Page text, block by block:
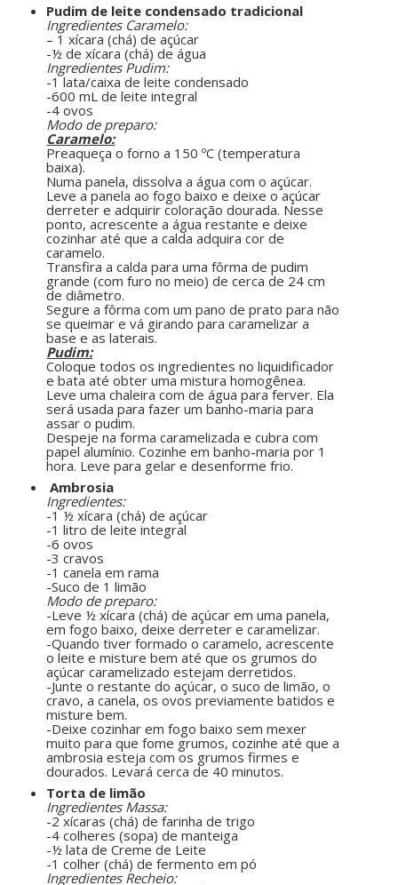
Pudim de leite condensado tradicional
Ingredientes Caramelo:
– 1 xícara (chá) de açúcar
-½ de xícara (chá) de água
Ingredientes Pudim:
-1 lata/caixa de leite condensado
-600 mL de leite integral
-4 ovos
Modo de preparo:
Caramelo:
Preaqueça o forno a 150 ºC (temperatura
baixa).
Numa panela, dissolva a água com o açúcar.
Leve a panela ao fogo baixo e deixe o açúcar
derreter e adquirir coloração dourada. Nesse
ponto, acrescente a água restante e deixe
cozinhar até que a calda adquira cor de
caramelo.
Transfira a calda para uma fôrma de pudim
grande (com furo no meio) de cerca de 24 cm
de diâmetro.
Segure a fôrma com um pano de prato para não
se queimar e vá girando para caramelizar a
base e as laterais.
Pudim:
Coloque todos os ingredientes no liquidificador
e bata até obter uma mistura homogênea.
Leve uma chaleira com de água para ferver. Ela
será usada para fazer um banho-maria para
assar o pudim.
Despeje na forma caramelizada e cubra com
papel alumínio. Cozinhe em banho-maria por 1
hora. Leve para gelar e desenforme frio.
Ambrosia
Ingredientes:
-1 ½ xícara (chá) de açúcar
-1 litro de leite integral
-6 ovos
-3 cravos
-1 canela em rama
-Suco de 1 limão
Modo de preparo:
-Leve ½ xícara (chá) de açúcar em uma panela,
em fogo baixo, deixe derreter e caramelizar.
-Quando tiver formado o caramelo, acrescente
o leite e misture bem até que os grumos do
açúcar caramelizado estejam derretidos.
-Junte o restante do açúcar, o suco de limão, o
cravo, a canela, os ovos previamente batidos e
misture bem.
-Deixe cozinhar em fogo baixo sem mexer
muito para que fome grumos, cozinhe até que a
ambrosia esteja com os grumos firmes e
dourados. Levará cerca de 40 minutos.
Torta de limão
Ingredientes Massa:
-2 xícaras (chá) de farinha de trigo
-4 colheres (sopa) de manteiga
-½ lata de Creme de Leite
-1 colher (chá) de fermento em pó
Ingredientes Recheio: